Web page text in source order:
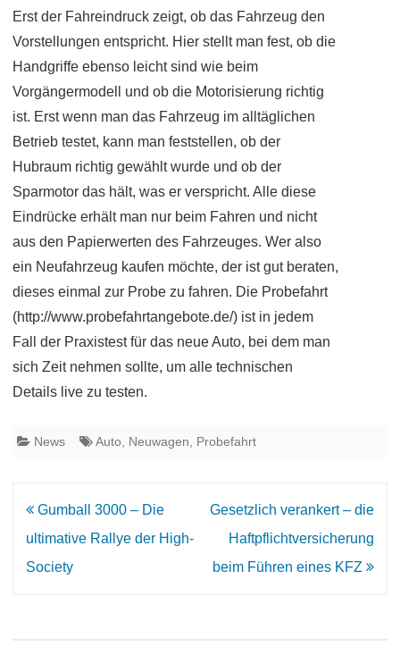
Erst der Fahreindruck zeigt, ob das Fahrzeug den
Vorstellungen entspricht. Hier stellt man fest, ob die
Handgriffe ebenso leicht sind wie beim
Vorgängermodell und ob die Motorisierung richtig
ist. Erst wenn man das Fahrzeug im alltäglichen
Betrieb testet, kann man feststellen, ob der
Hubraum richtig gewählt wurde und ob der
Sparmotor das hält, was er verspricht. Alle diese
Eindrücke erhält man nur beim Fahren und nicht
aus den Papierwerten des Fahrzeuges. Wer also
ein Neufahrzeug kaufen möchte, der ist gut beraten,
dieses einmal zur Probe zu fahren. Die Probefahrt
(http://www.probefahrtangebote.de/) ist in jedem
Fall der Praxistest für das neue Auto, bei dem man
sich Zeit nehmen sollte, um alle technischen
Details live zu testen.
News Auto Neuwagen Probefahrt
Beitrags-
Navigation
Gumball 3000 – Die
ultimative Rallye der High-
Society
Gesetzlich verankert – die
Haftpflichtversicherung
beim Führen eines KFZ